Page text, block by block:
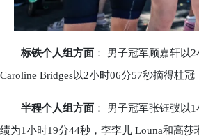
标铁个人组方面 ： 男子冠军顾嘉轩以
Caroline Bridges以2小时06分57秒摘得桂
半程个人组方面 ： 男子冠军张钰弢以
绩为1小时19分44秒，李李儿 Louna和高莎